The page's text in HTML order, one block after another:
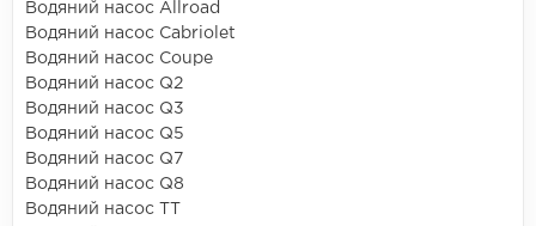
Водяний насос Allroad
Водяний насос Cabriolet
Водяний насос Coupe
Водяний насос Q2
Водяний насос Q3
Водяний насос Q5
Водяний насос Q7
Водяний насос Q8
Водяний насос TT